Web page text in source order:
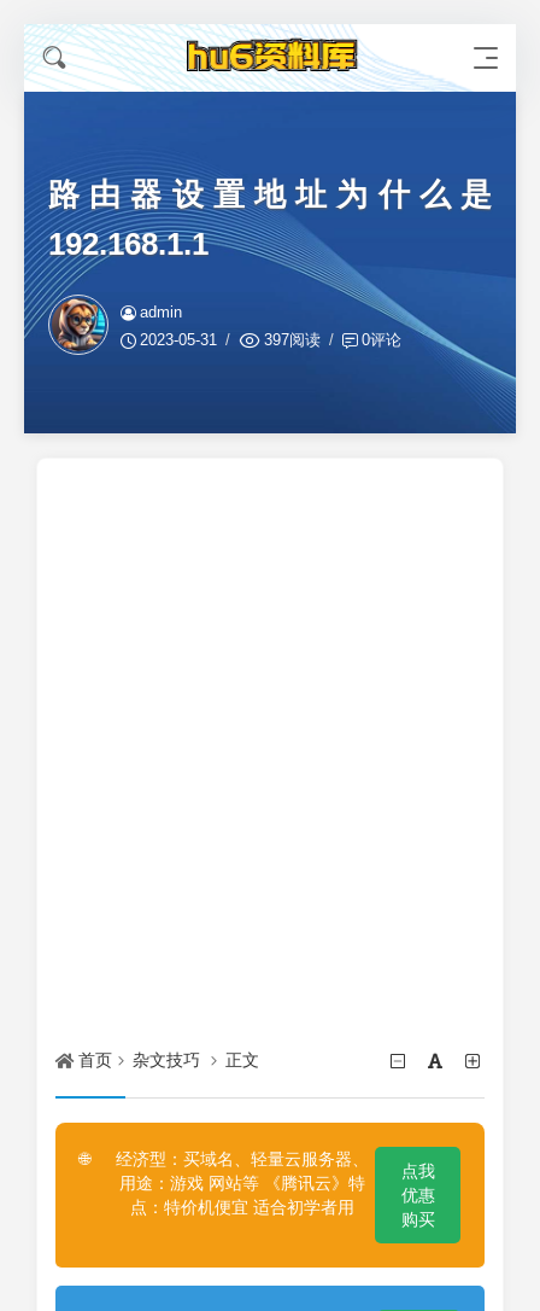
路由器设置地址为什么是
192.168.1.1
admin
2023-05-31
397阅读 0评论
首页 杂文技巧 正文
🌐
经济型：买域名、轻量云服务器、
用途：游戏 网站等 《腾讯云》特
点：特价机便宜 适合初学者用
点我
优惠
购买